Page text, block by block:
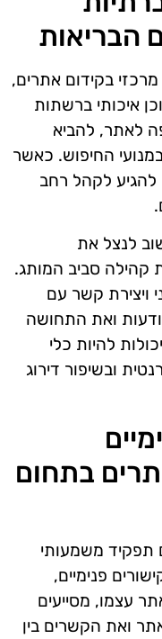
הבריאות
בקידום אתרים,
איכותי ברשתות
לאתר, להביא
החיפוש. כאשר
להגיע לקהל רחב
לנצל את
קהילה סביב המותג.
ויצירת קשר עם
ואת התחושה
להיות כלי
ובשיפור דירוג
בתחום
תפקיד משמעותי
פנימיים,
עצמו, מסייעים
ואת הקשרים בין